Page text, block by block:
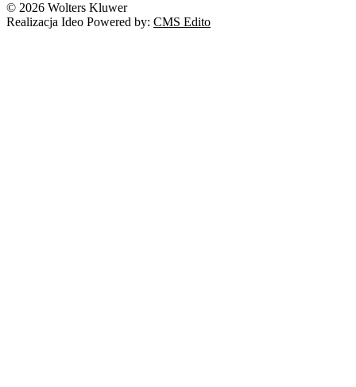
© 2026 Wolters Kluwer
Realizacja Ideo Powered by: CMS Edito